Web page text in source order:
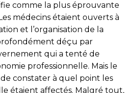
comme la plus éprouvante
médecins étaient ouverts à
et l’organisation de la
déçu par
qui a tenté de
professionnelle. Mais le
constater à quel point les
étaient affectés. Malgré tout,